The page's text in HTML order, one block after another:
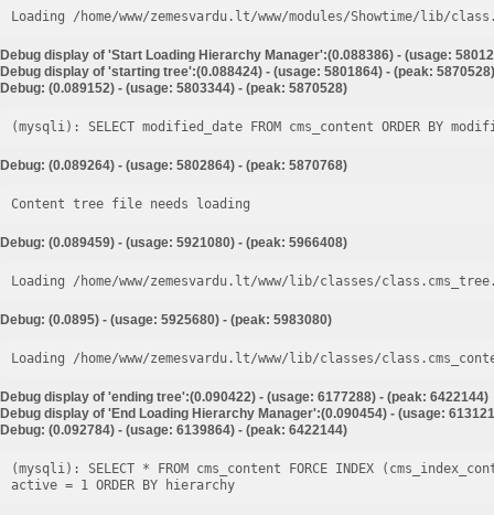
Loading /home/www/zemesvardu.lt/www/modules/Showtime/lib/
Debug display of 'Start Loading Hierarchy Manager':(0.088386) - (usage:
Debug display of 'starting tree':(0.088424) - (usage: 5801864) - (peak: 5870528)
Debug: (0.089152) - (usage: 5803344) - (peak: 5870528)
Debug: (0.089264) - (usage: 5802864) - (peak: 5870768)
Content tree file needs loading
Debug: (0.089459) - (usage: 5921080) - (peak: 5966408)
Loading /home/www/zemesvardu.lt/www/lib/classes/
Debug: (0.0895) - (usage: 5925680) - (peak: 5983080)
Loading /home/www/zemesvardu.lt/www/lib/classes/
Debug display of 'ending tree':(0.090422) - (usage: 6177288) - (peak: 6422144)
Debug display of 'End Loading Hierarchy Manager':(0.090454) - (usage:
Debug: (0.092784) - (usage: 6139864) - (peak: 6422144)
(mysqli): SELECT * FROM cms_content FORCE INDEX